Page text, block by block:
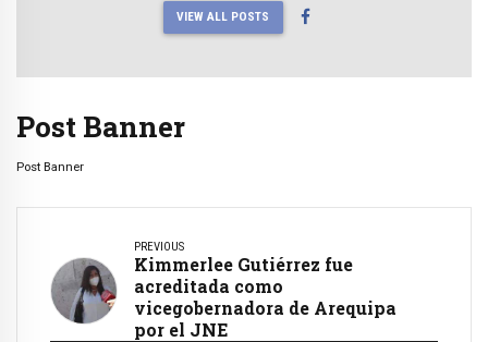
VIEW ALL POSTS
Post Banner
Post Banner
PREVIOUS
Kimmerlee Gutiérrez fue
acreditada como
vicegobernadora de Arequipa
por el JNE